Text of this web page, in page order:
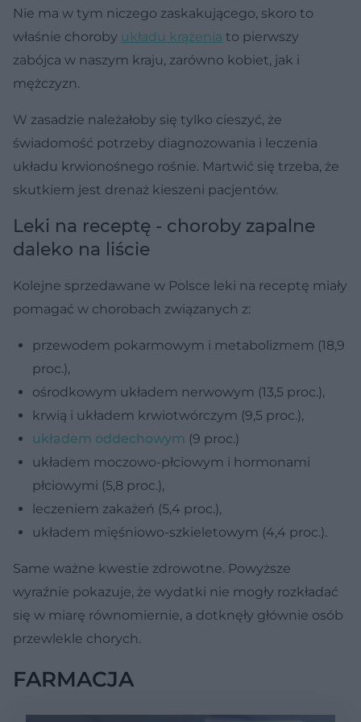
Nie ma w tym niczego zaskakującego, skoro to
właśnie choroby układu krążenia to pierwszy
zabójca w naszym kraju, zarówno kobiet, jak i
mężczyzn.
W zasadzie należałoby się tylko cieszyć, że
świadomość potrzeby diagnozowania i leczenia
układu krwionośnego rośnie. Martwić się trzeba, że
skutkiem jest drenaż kieszeni pacjentów.
Leki na receptę - choroby zapalne
daleko na liście
Kolejne sprzedawane w Polsce leki na receptę miały
pomagać w chorobach związanych z:
przewodem pokarmowym i metabolizmem (18,9
proc.),
ośrodkowym układem nerwowym (13,5 proc.),
krwią i układem krwiotwórczym (9,5 proc.),
układem oddechowym (9 proc.)
układem moczowo-płciowym i hormonami
płciowymi (5,8 proc.),
leczeniem zakażeń (5,4 proc.),
układem mięśniowo-szkieletowym (4,4 proc.).
Same ważne kwestie zdrowotne. Powyższe
wyraźnie pokazuje, że wydatki nie mogły rozkładać
się w miarę równomiernie, a dotknęły głównie osób
przewlekle chorych.
FARMACJA